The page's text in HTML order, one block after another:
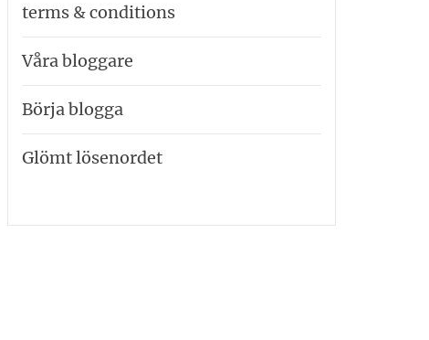
terms & conditions
Våra bloggare
Börja blogga
Glömt lösenordet